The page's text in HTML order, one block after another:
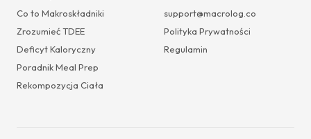
Co to Makroskładniki
Zrozumieć TDEE
Deficyt Kaloryczny
Poradnik Meal Prep
Rekompozycja Ciała
support@macrolog.co
Polityka Prywatności
Regulamin